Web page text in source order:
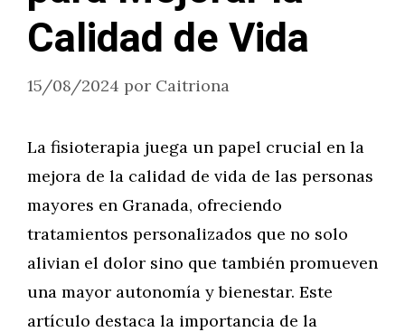
Calidad de Vida
15/08/2024 por Caitriona
La fisioterapia juega un papel crucial en la
mejora de la calidad de vida de las personas
mayores en Granada, ofreciendo
tratamientos personalizados que no solo
alivian el dolor sino que también promueven
una mayor autonomía y bienestar. Este
artículo destaca la importancia de la